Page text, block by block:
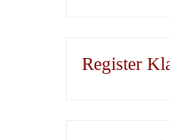
Register